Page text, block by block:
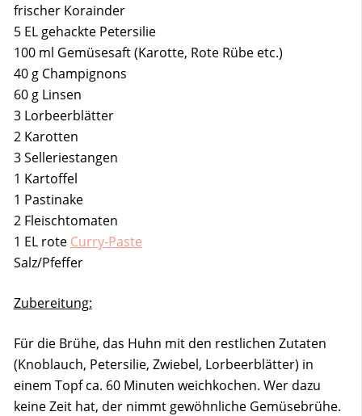
frischer Korainder
5 EL gehackte Petersilie
100 ml Gemüsesaft (Karotte, Rote Rübe etc.)
40 g Champignons
60 g Linsen
3 Lorbeerblätter
2 Karotten
3 Selleriestangen
1 Kartoffel
1 Pastinake
2 Fleischtomaten
1 EL rote Curry-Paste
Salz/Pfeffer
Zubereitung:
Für die Brühe, das Huhn mit den restlichen Zutaten
(Knoblauch, Petersilie, Zwiebel, Lorbeerblätter) in
einem Topf ca. 60 Minuten weichkochen. Wer dazu
keine Zeit hat, der nimmt gewöhnliche Gemüsebrühe.